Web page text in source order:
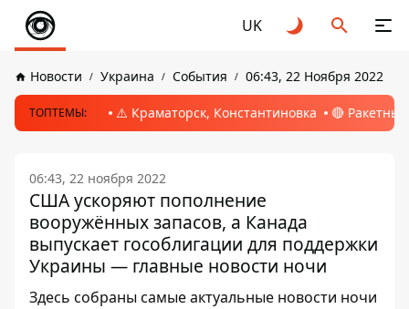
UK
Новости Украина События 06:43, 22 Ноября 2022
ТОПТЕМЫ: ⚠️ Краматорск, Константиновка 🔴
06:43, 22 ноября 2022
США ускоряют пополнение
вооружённых запасов, а Канада
выпускает гособлигации для поддержки
Украины — главные новости ночи
Здесь собраны самые актуальные новости ночи